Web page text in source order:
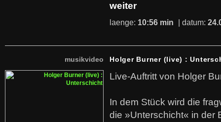
weiter
laenge: 10:56 min | datum:
musikvideo Holger Burner (live) :
Live-Auftritt von Holger
In dem Stück wird die
die »Unterschicht« in der